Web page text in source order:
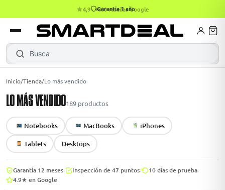
4,9 · +800 reseñas Google
Busca
Gamer
Apple
MacBook Air
→
→
Mini PC
Inicio/Tienda/Lo más vendido
LO MÁS VENDIDO189 productos
Notebooks MacBooks
iPhones
Tablets
Desktops
Garantía 12 meses Inspección de 47 puntos 10 días de prueba
4.9★ en Google